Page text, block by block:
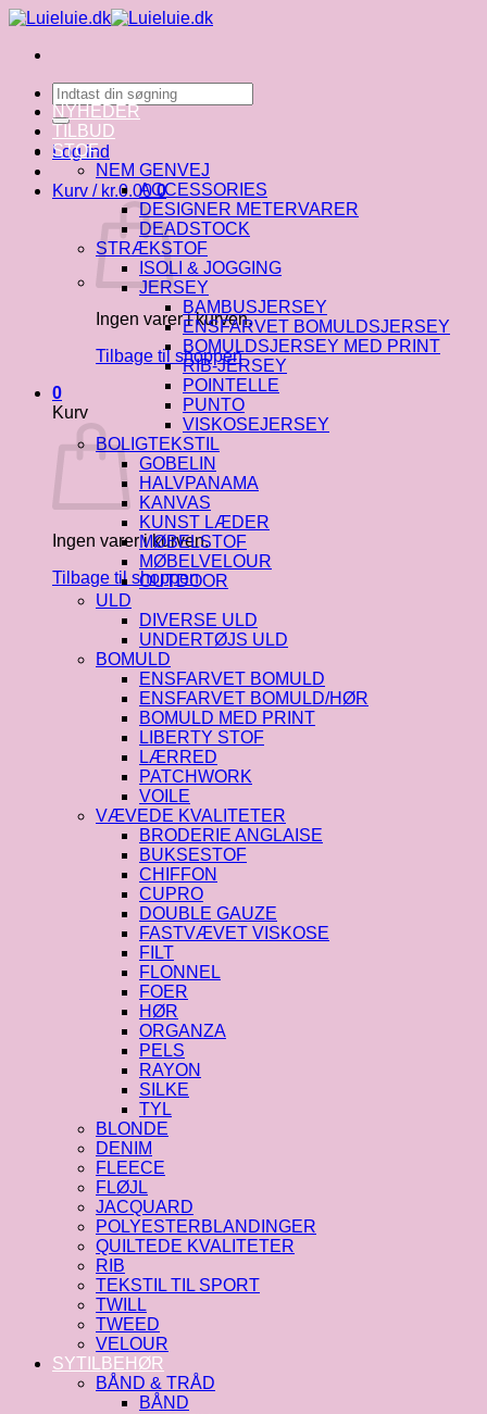
Fortsæt
indhold
Søg
efter:
Log ind
Kurv / kr.0.00 0
Ingen varer i kurven.
Tilbage til shoppen
0
Kurv
Ingen varer i kurven.
Tilbage til shoppen
NYHEDER
TILBUD
STOF
NEM GENVEJ
ACCESSORIES
DESIGNER METERVARER
DEADSTOCK
STRÆKSTOF
ISOLI & JOGGING
JERSEY
BAMBUSJERSEY
ENSFARVET BOMULDSJERSEY
BOMULDSJERSEY MED PRINT
RIB-JERSEY
POINTELLE
PUNTO
VISKOSEJERSEY
BOLIGTEKSTIL
GOBELIN
HALVPANAMA
KANVAS
KUNST LÆDER
MØBELSTOF
MØBELVELOUR
OUTDOOR
ULD
DIVERSE ULD
UNDERTØJS ULD
BOMULD
ENSFARVET BOMULD
ENSFARVET BOMULD/HØR
BOMULD MED PRINT
LIBERTY STOF
LÆRRED
PATCHWORK
VOILE
VÆVEDE KVALITETER
BRODERIE ANGLAISE
BUKSESTOF
CHIFFON
CUPRO
DOUBLE GAUZE
FASTVÆVET VISKOSE
FILT
FLONNEL
FOER
HØR
ORGANZA
PELS
RAYON
SILKE
TYL
BLONDE
DENIM
FLEECE
FLØJL
JACQUARD
POLYESTERBLANDINGER
QUILTEDE KVALITETER
RIB
TEKSTIL TIL SPORT
TWILL
TWEED
VELOUR
SYTILBEHØR
BÅND & TRÅD
BÅND